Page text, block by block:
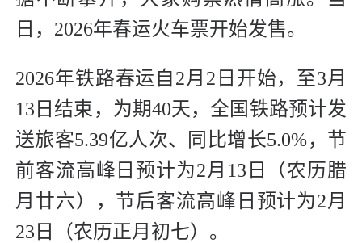
日，2026年春运火车票开始发售。
2026年铁路春运自2月2日开始，至3月
13日结束，为期40天，全国铁路预计发
送旅客5.39亿人次、同比增长5.0%，节
前客流高峰日预计为2月13日（农历腊
月廿六），节后客流高峰日预计为2月
23日（农历正月初七）。